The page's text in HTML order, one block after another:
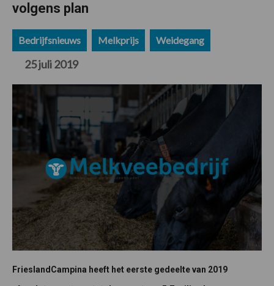
volgens plan
Bedrijfsnieuws Melkprijs Weidegang
25 juli 2019
FrieslandCampina heeft het eerste gedeelte van 2019